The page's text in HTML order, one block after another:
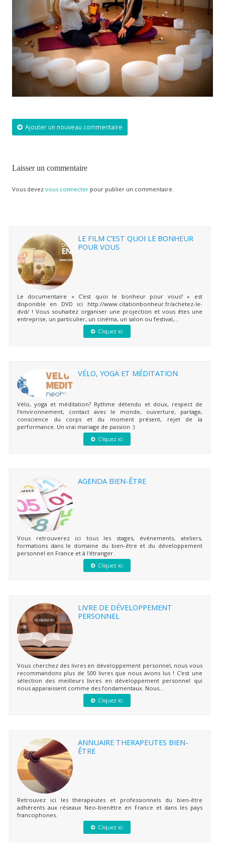
Ajouter un nouveau commentaire
Laisser un commentaire
Vous devez vous connecterpour publier un commentaire.
LE FILM C’EST QUOI LE BONHEUR
POUR VOUS
Le documentaire « C’est quoi le bonheur pour vous? » est
disponible en DVD ici http://www.citationbonheur.fr/achetez-le-
dvd/ ! Vous souhaitez organiser une projection et vous êtes une
entreprise, un particulier, un cinéma, un salon ou festival,...
Cliquez ici
VÉLO, YOGA ET MÉDITATION
Vélo, yoga et méditation? Rythme détendu et doux, respect de
l’environnement, contact avec le monde, ouverture, partage,
conscience du corps et du moment présent, rejet de la
performance. Un vrai mariage de passion :)
Cliquez ici
AGENDA BIEN-ÊTRE
Vous retrouverez ici tous les stages, événements, ateliers,
formations dans le domaine du bien-être et du développement
personnel en France et à l'étranger.
Cliquez ici
LIVRE DE DÉVELOPPEMENT
PERSONNEL
Vous cherchez des livres en développement personnel, nous vous
recommandons plus de 500 livres que nous avons lus ! C'est une
sélection des meilleurs livres en développement personnel qui
nous apparaissent comme des fondamentaux. Nous...
Cliquez ici
ANNUAIRE THERAPEUTES BIEN-
ÊTRE
Retrouvez ici les thérapeutes et professionnels du bien-être
adhérents aux réseaux Neo-bienêtre en France et dans les pays
francophones.
Cliquez ici